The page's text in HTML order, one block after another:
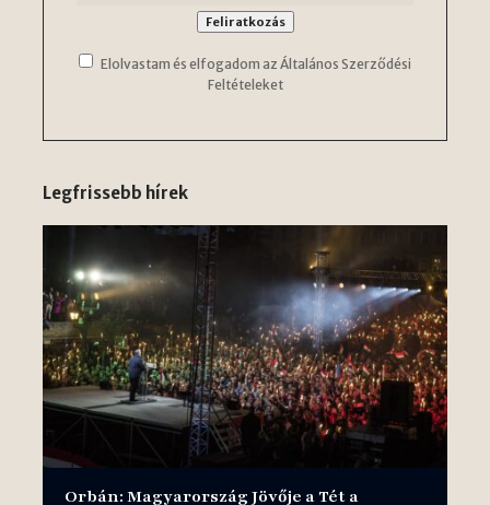
Elolvastam és elfogadom az Általános Szerződési
Feltételeket
Legfrissebb hírek
Orbán: Magyarország Jövője a Tét a